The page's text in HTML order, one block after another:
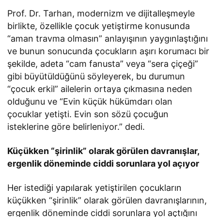
Prof. Dr. Tarhan, modernizm ve dijitalleşmeyle
birlikte, özellikle çocuk yetiştirme konusunda
“aman travma olmasın” anlayışının yaygınlaştığını
ve bunun sonucunda çocukların aşırı korumacı bir
şekilde, adeta “cam fanusta” veya “sera çiçeği”
gibi büyütüldüğünü söyleyerek, bu durumun
“çocuk erkil” ailelerin ortaya çıkmasına neden
olduğunu ve “Evin küçük hükümdarı olan
çocuklar yetişti. Evin son sözü çocuğun
isteklerine göre belirleniyor.” dedi.
Küçükken “şirinlik” olarak görülen davranışlar,
ergenlik döneminde ciddi sorunlara yol açıyor
Her istediği yapılarak yetiştirilen çocukların
küçükken “şirinlik” olarak görülen davranışlarının,
ergenlik döneminde ciddi sorunlara yol açtığını